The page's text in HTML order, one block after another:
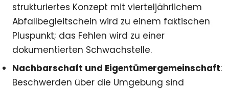
strukturiertes Konzept mit vierteljährlichem
Abfallbegleitschein wird zu einem faktischen
Pluspunkt; das Fehlen wird zu einer
dokumentierten Schwachstelle.
Nachbarschaft und Eigentümergemeinschaft:
Beschwerden über die Umgebung sind